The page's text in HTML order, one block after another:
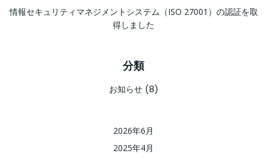
情報セキュリティマネジメントシステム（ISO 27001）の認証を取
得しました
分類
お知らせ(8)
2026年6月
2025年4月